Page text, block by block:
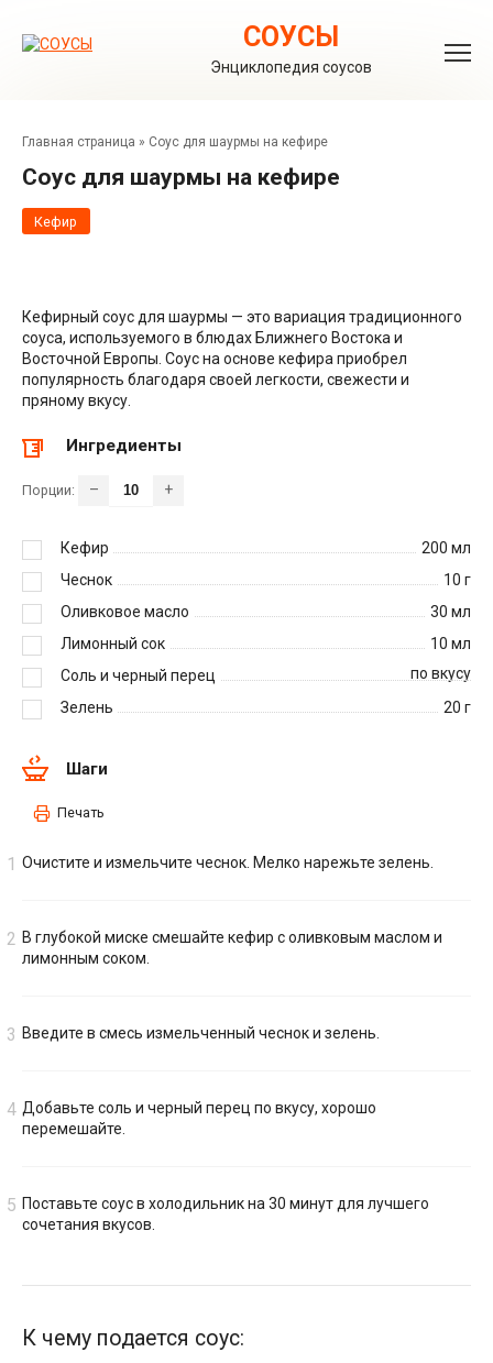
контенту
СОУСЫ
Энциклопедия соусов
Главная страница » Соус для шаурмы на кефире
Соус для шаурмы на кефире
Кефир
Кефирный соус для шаурмы — это вариация традиционного
соуса, используемого в блюдах Ближнего Востока и
Восточной Европы. Соус на основе кефира приобрел
популярность благодаря своей легкости, свежести и
пряному вкусу.
Ингредиенты
Порции: – +
Кефир 200 мл
Чеснок
10 г
Оливковое масло
30 мл
Лимонный сок
10 мл
Соль и черный перец
по вкусу
Зелень
20 г
Шаги
Печать
Очистите и измельчите чеснок. Мелко нарежьте зелень.
В глубокой миске смешайте кефир с оливковым маслом и
лимонным соком.
Введите в смесь измельченный чеснок и зелень.
Добавьте соль и черный перец по вкусу, хорошо
перемешайте.
Поставьте соус в холодильник на 30 минут для лучшего
сочетания вкусов.
К чему подается соус: